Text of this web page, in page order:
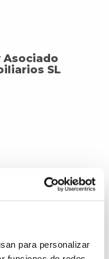
para personalizar
Asociado
SL